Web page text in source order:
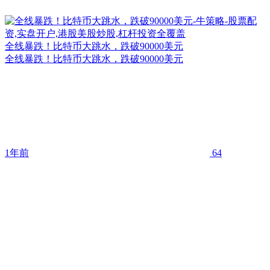
全线暴跌！比特币大跳水，跌破90000美元
全线暴跌！比特币大跳水，跌破90000美元
1年前 64